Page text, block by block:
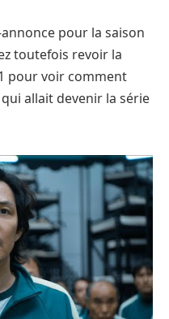
pour la saison
toutefois revoir la
pour voir comment
allait devenir la série